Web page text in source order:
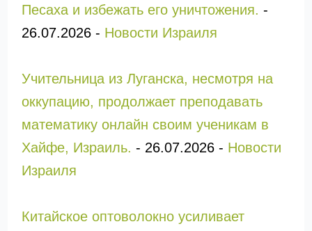
Песаха и избежать его уничтожения. -
26.07.2026- Новости Израиля
Учительница из Луганска, несмотря на
оккупацию, продолжает преподавать
математику онлайн своим ученикам в
Хайфе, Израиль. - 26.07.2026- Новости
Израиля
Китайское оптоволокно усиливает